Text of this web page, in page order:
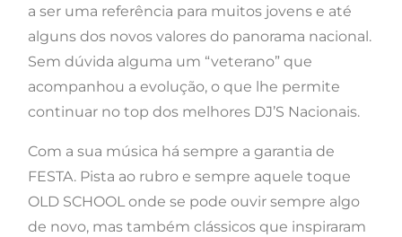
a ser uma referência para muitos jovens e até
alguns dos novos valores do panorama nacional.
Sem dúvida alguma um “veterano” que
acompanhou a evolução, o que lhe permite
continuar no top dos melhores DJ’S Nacionais.
Com a sua música há sempre a garantia de
FESTA. Pista ao rubro e sempre aquele toque
OLD SCHOOL onde se pode ouvir sempre algo
de novo, mas também clássicos que inspiraram